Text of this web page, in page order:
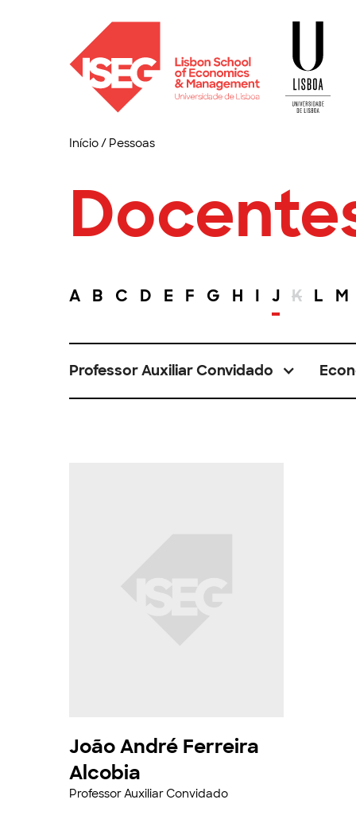
Início/ Pessoas
A B C D E F G H I J K L M
Professor Auxiliar Convidado
João André Ferreira
Alcobia
Professor Auxiliar Convidado